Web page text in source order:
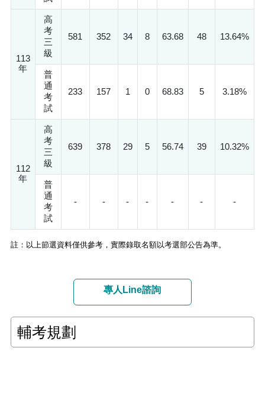
113
年
高
考
三
級
581 352 34 8 63.68 48 13.64%
普
通
考
試
233 157 1 0 68.83 5 3.18%
112
年
高
考
三
級
639 378 29 5 56.74 39 10.32%
普
通
考
試
- - - - - - -
註：以上節選資料僅供參考，實際錄取名額以考選部公告為準。
專人Line諮詢
輔考規劃